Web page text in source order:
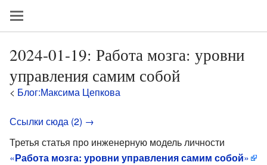
2024-01-19: Работа мозга: уровни
управления самим собой
< Блог:Максима Цепкова
Ссылки сюда (2) →
Третья статья про инженерную модель личности
«Работа мозга: уровни управления самим собой»